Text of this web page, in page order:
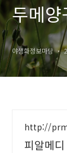
두메
야생화정보마당
http://
피알메